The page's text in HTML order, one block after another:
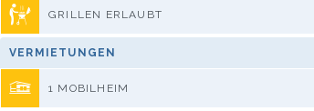
GRILLEN ERLAUBT
VERMIETUNGEN
1 MOBILHEIM